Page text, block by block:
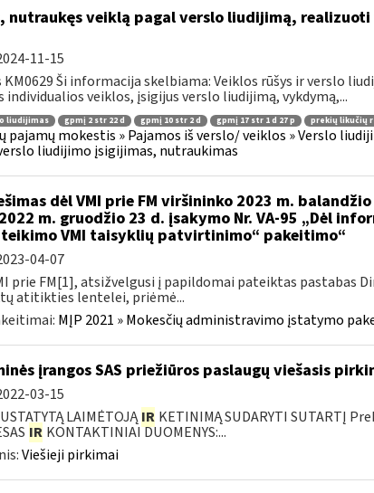
veiklą pagal verslo liudijimą,
11-15
Ši informacija skelbiama: Veiklos rūšys ir verslo
individualios veiklos, įsigijus verslo liudijimą, vykdymą,...
liudijimas gpmį 2 str 22 d gpmį 10 str 2 d gpmį 17 str 1 d 27 p prekių likučių
pajamų mokestis » Pajamos iš verslo/ veiklos » Verslo
liudijimo įsigijimas, nutraukimas
dėl VMI prie FM viršininko 2023 m. balandžio
m. gruodžio 23 d. įsakymo Nr. VA-95 „Dėl
VMI taisyklių patvirtinimo“ pakeitimo“
04-07
prie FM[1], atsižvelgusi į papildomai pateiktas pastabas
atitikties lentelei, priėmė...
MĮP 2021 » Mokesčių administravimo įstatymo
įrangos SAS priežiūros paslaugų viešasis
03-15
LAIMĖTOJĄIR KETINIMĄ SUDARYTI SUTARTĮ
IR KONTAKTINIAI DUOMENYS:...
Viešieji pirkimai